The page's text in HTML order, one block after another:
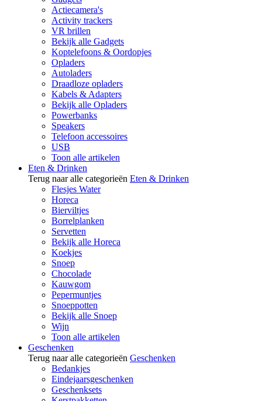
Actiecamera's
Activity trackers
VR brillen
Bekijk alle Gadgets
Koptelefoons & Oordopjes
Opladers
Autoladers
Draadloze opladers
Kabels & Adapters
Bekijk alle Opladers
Powerbanks
Speakers
Telefoon accessoires
USB
Toon alle artikelen
Eten & Drinken
Terug naar alle categorieën Eten & Drinken
Flesjes Water
Horeca
Bierviltjes
Borrelplanken
Servetten
Bekijk alle Horeca
Koekjes
Snoep
Chocolade
Kauwgom
Pepermuntjes
Snoeppotten
Bekijk alle Snoep
Wijn
Toon alle artikelen
Geschenken
Terug naar alle categorieën Geschenken
Bedankjes
Eindejaarsgeschenken
Geschenksets